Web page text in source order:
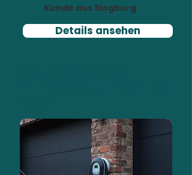
Kunde aus Siegburg
Details ansehen